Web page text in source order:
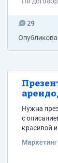
29
Нужна
с
красивой